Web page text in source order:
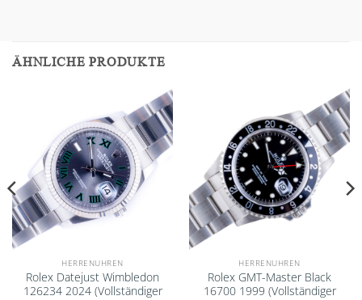
ÄHNLICHE PRODUKTE
Add to
wishlist
HERRENUHREN
Rolex Datejust Wimbledon
126234 2024 (Vollständiger
Add to
wishlist
HERRENUHREN
Rolex GMT-Master Black
16700 1999 (Vollständiger